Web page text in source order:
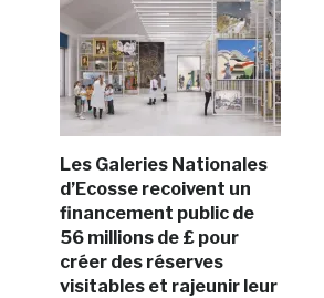
Les Galeries Nationales
d’Ecosse recoivent un
financement public de
56 millions de £ pour
créer des réserves
visitables et rajeunir leur